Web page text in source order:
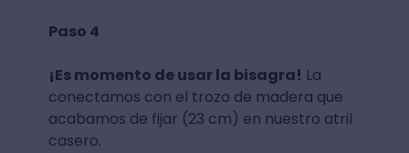
Paso 4
¡Es momento de usar la bisagra! La
conectamos con el trozo de madera que
acabamos de fijar (23 cm) en nuestro atril
casero.